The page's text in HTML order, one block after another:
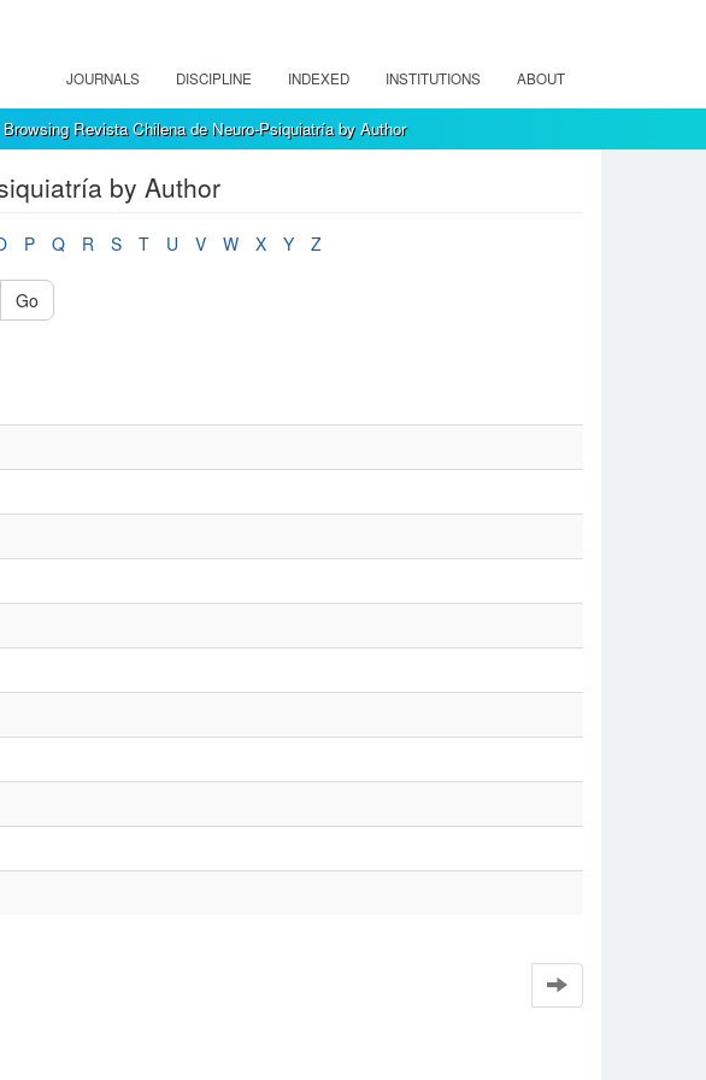
JOURNALS DISCIPLINE INDEXED INSTITUTIONS ABOUT
Browsing Revista Chilena de Neuro-Psiquiatría by Author
by Author
P Q R S T U V W X Y Z
Go